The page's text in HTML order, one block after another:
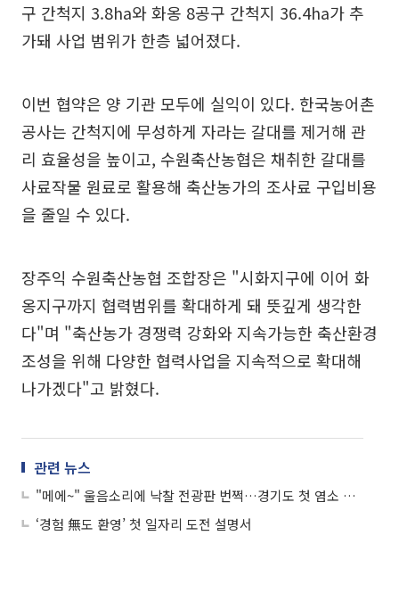
구 간척지 3.8ha와 화옹 8공구 간척지 36.4ha가 추
가돼 사업 범위가 한층 넓어졌다.
이번 협약은 양 기관 모두에 실익이 있다. 한국농어촌
공사는 간척지에 무성하게 자라는 갈대를 제거해 관
리 효율성을 높이고, 수원축산농협은 채취한 갈대를
사료작물 원료로 활용해 축산농가의 조사료 구입비용
을 줄일 수 있다.
장주익 수원축산농협 조합장은 "시화지구에 이어 화
옹지구까지 협력범위를 확대하게 돼 뜻깊게 생각한
다"며 "축산농가 경쟁력 강화와 지속가능한 축산환경
조성을 위해 다양한 협력사업을 지속적으로 확대해
나가겠다"고 밝혔다.
관련 뉴스
"메에~" 울음소리에 낙찰 전광판 번쩍…경기도 첫 염소 전자경매 열렸다
‘경험 無도 환영’ 첫 일자리 도전 설명서